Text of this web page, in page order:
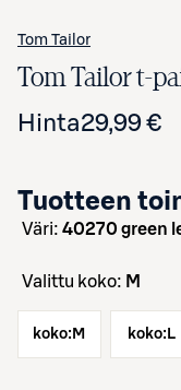
Tom Tailor
Tom Tailor t-
Hinta29,99 €
Tuotteen
väri: 40270 green
Valittu koko: M
koko: M koko: L